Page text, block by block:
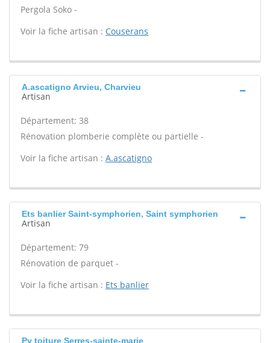
Pergola Soko -
Voir la fiche artisan : Couserans
A.ascatigno Arvieu, Charvieu
Artisan
Département: 38
Rénovation plomberie complète ou partielle -
Voir la fiche artisan : A.ascatigno
Ets banlier Saint-symphorien, Saint symphorien
Artisan
Département: 79
Rénovation de parquet -
Voir la fiche artisan : Ets banlier
Py toiture Serres-sainte-marie